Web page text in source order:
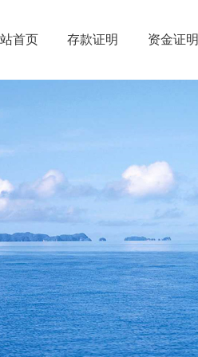
首页 存款证明 资金证明